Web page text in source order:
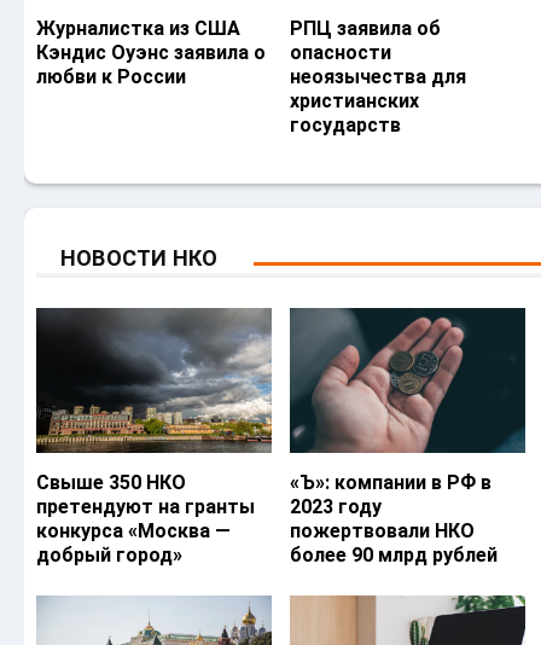
Журналистка из США
Кэндис Оуэнс заявила о
любви к России
РПЦ заявила об
опасности
неоязычества для
христианских
государств
НОВОСТИ НКО
Свыше 350 НКО
претендуют на гранты
конкурса «Москва —
добрый город»
«Ъ‎»: компании в РФ в
2023 году
пожертвовали НКО
более 90 млрд рублей